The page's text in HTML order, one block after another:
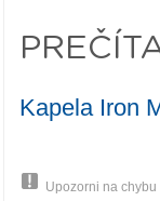
Kapela Iron
Upozorni na chybu